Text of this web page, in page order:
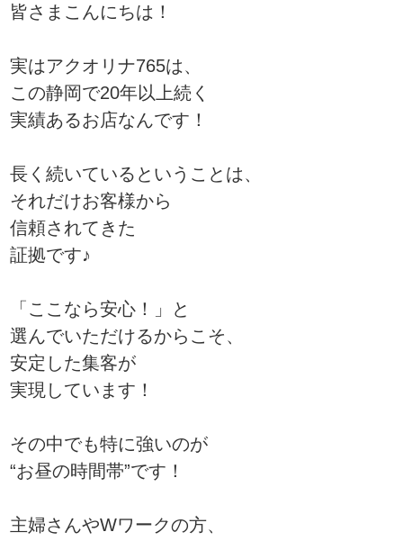
皆さまこんにちは！
実はアクオリナ765は、
この静岡で20年以上続く
実績あるお店なんです！
長く続いているということは、
それだけお客様から
信頼されてきた
証拠です♪
「ここなら安心！」と
選んでいただけるからこそ、
安定した集客が
実現しています！
その中でも特に強いのが
“お昼の時間帯”です！
主婦さんやWワークの方、